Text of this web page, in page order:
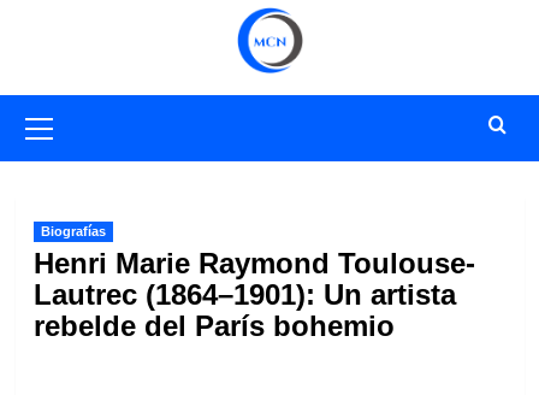
primario
Biografías
Henri Marie Raymond Toulouse-
Lautrec (1864–1901): Un artista
rebelde del París bohemio